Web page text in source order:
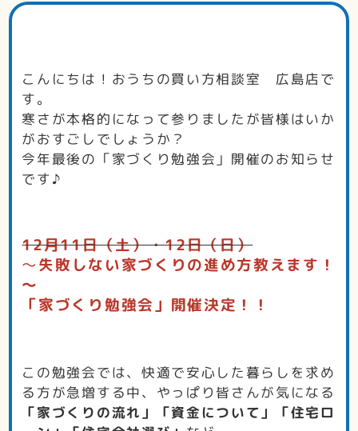
こんにちは！おうちの買い方相談室 広島店で
す。
寒さが本格的になって参りましたが皆様はいか
がおすごしでしょうか？
今年最後の「家づくり勉強会」開催のお知らせ
です♪
12月11日（土）・12日（日）
～失敗しない家づくりの進め方教えます！
～
「家づくり勉強会」開催決定！！
この勉強会では、快適で安心した暮らしを求め
る方が急増する中、やっぱり皆さんが気になる
「家づくりの流れ」「資金について」「住宅ロ